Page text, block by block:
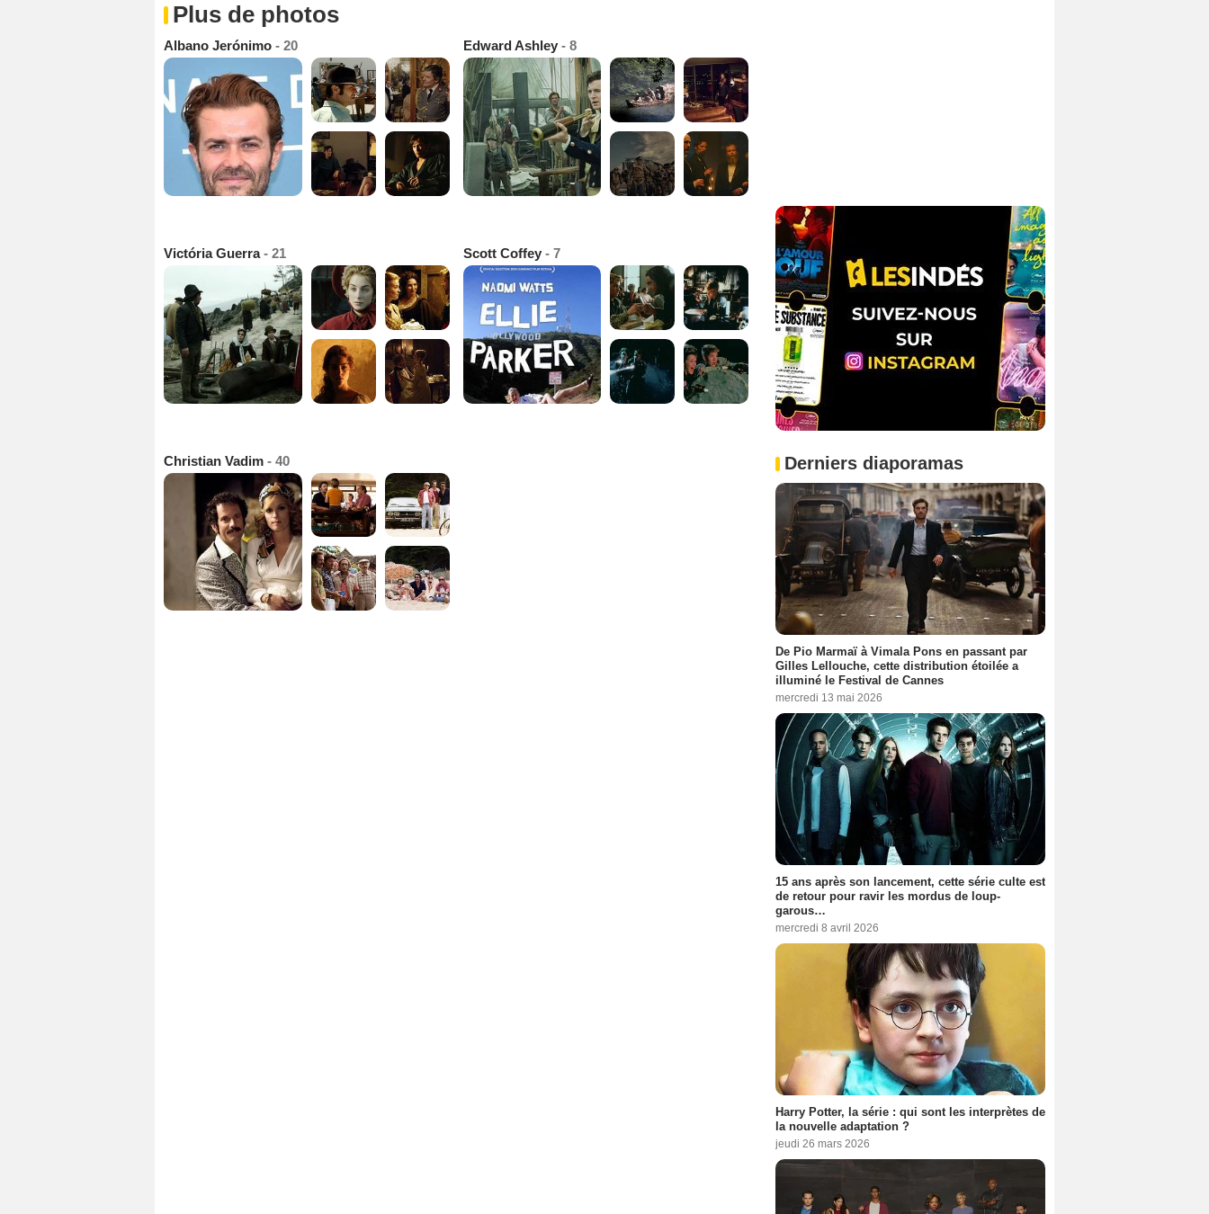
Plus de photos
Albano Jerónimo - 20 Edward Ashley - 8
Victória Guerra- 21 Scott Coffey - 7
Christian Vadim - 40 Derniers diaporamas
De Pio Marmaï à Vimala Pons en passant par
Gilles Lellouche, cette distribution étoilée a
illuminé le Festival de Cannes
mercredi 13 mai 2026
15 ans après son lancement, cette série culte est
de retour pour ravir les mordus de loup-
garous…
mercredi 8 avril 2026
Harry Potter, la série : qui sont les interprètes de
la nouvelle adaptation ?
jeudi 26 mars 2026